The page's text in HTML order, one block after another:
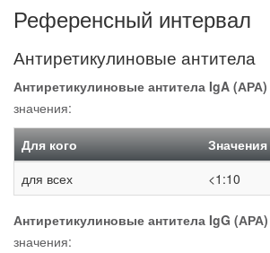
Референсный интервал
Антиретикулиновые антитела
Антиретикулиновые антитела IgA (АРА)
значения:
Для кого
Значения
для всех
<1:10
Антиретикулиновые антитела IgG (АРА)
значения: